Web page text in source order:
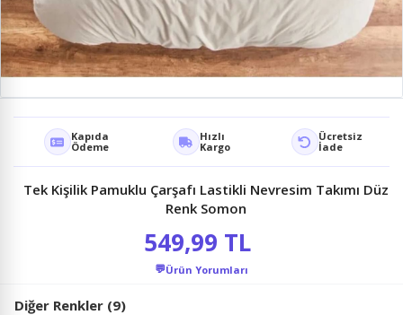
Kapıda
Ödeme
Hızlı
Kargo
Ücretsiz
İade
Tek Kişilik Pamuklu Çarşafı Lastikli Nevresim Takımı Düz
Renk Somon
549,99 TL
💬Ürün Yorumları
Diğer Renkler (9)